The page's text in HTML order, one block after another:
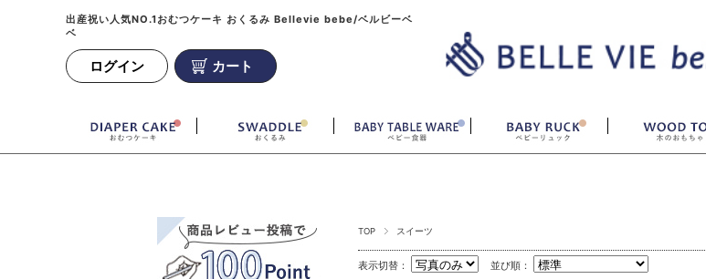
出産祝い人気NO.1おむつケーキ おくるみ Bellevie bebe/ベルビーベ
ベ
ログイン カート
TOP スイーツ
表示切替： 並び順：